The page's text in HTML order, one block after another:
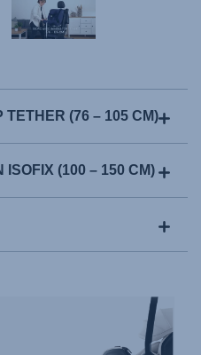
TETHER (76 – 105 CM)
ISOFIX (100 – 150 CM)